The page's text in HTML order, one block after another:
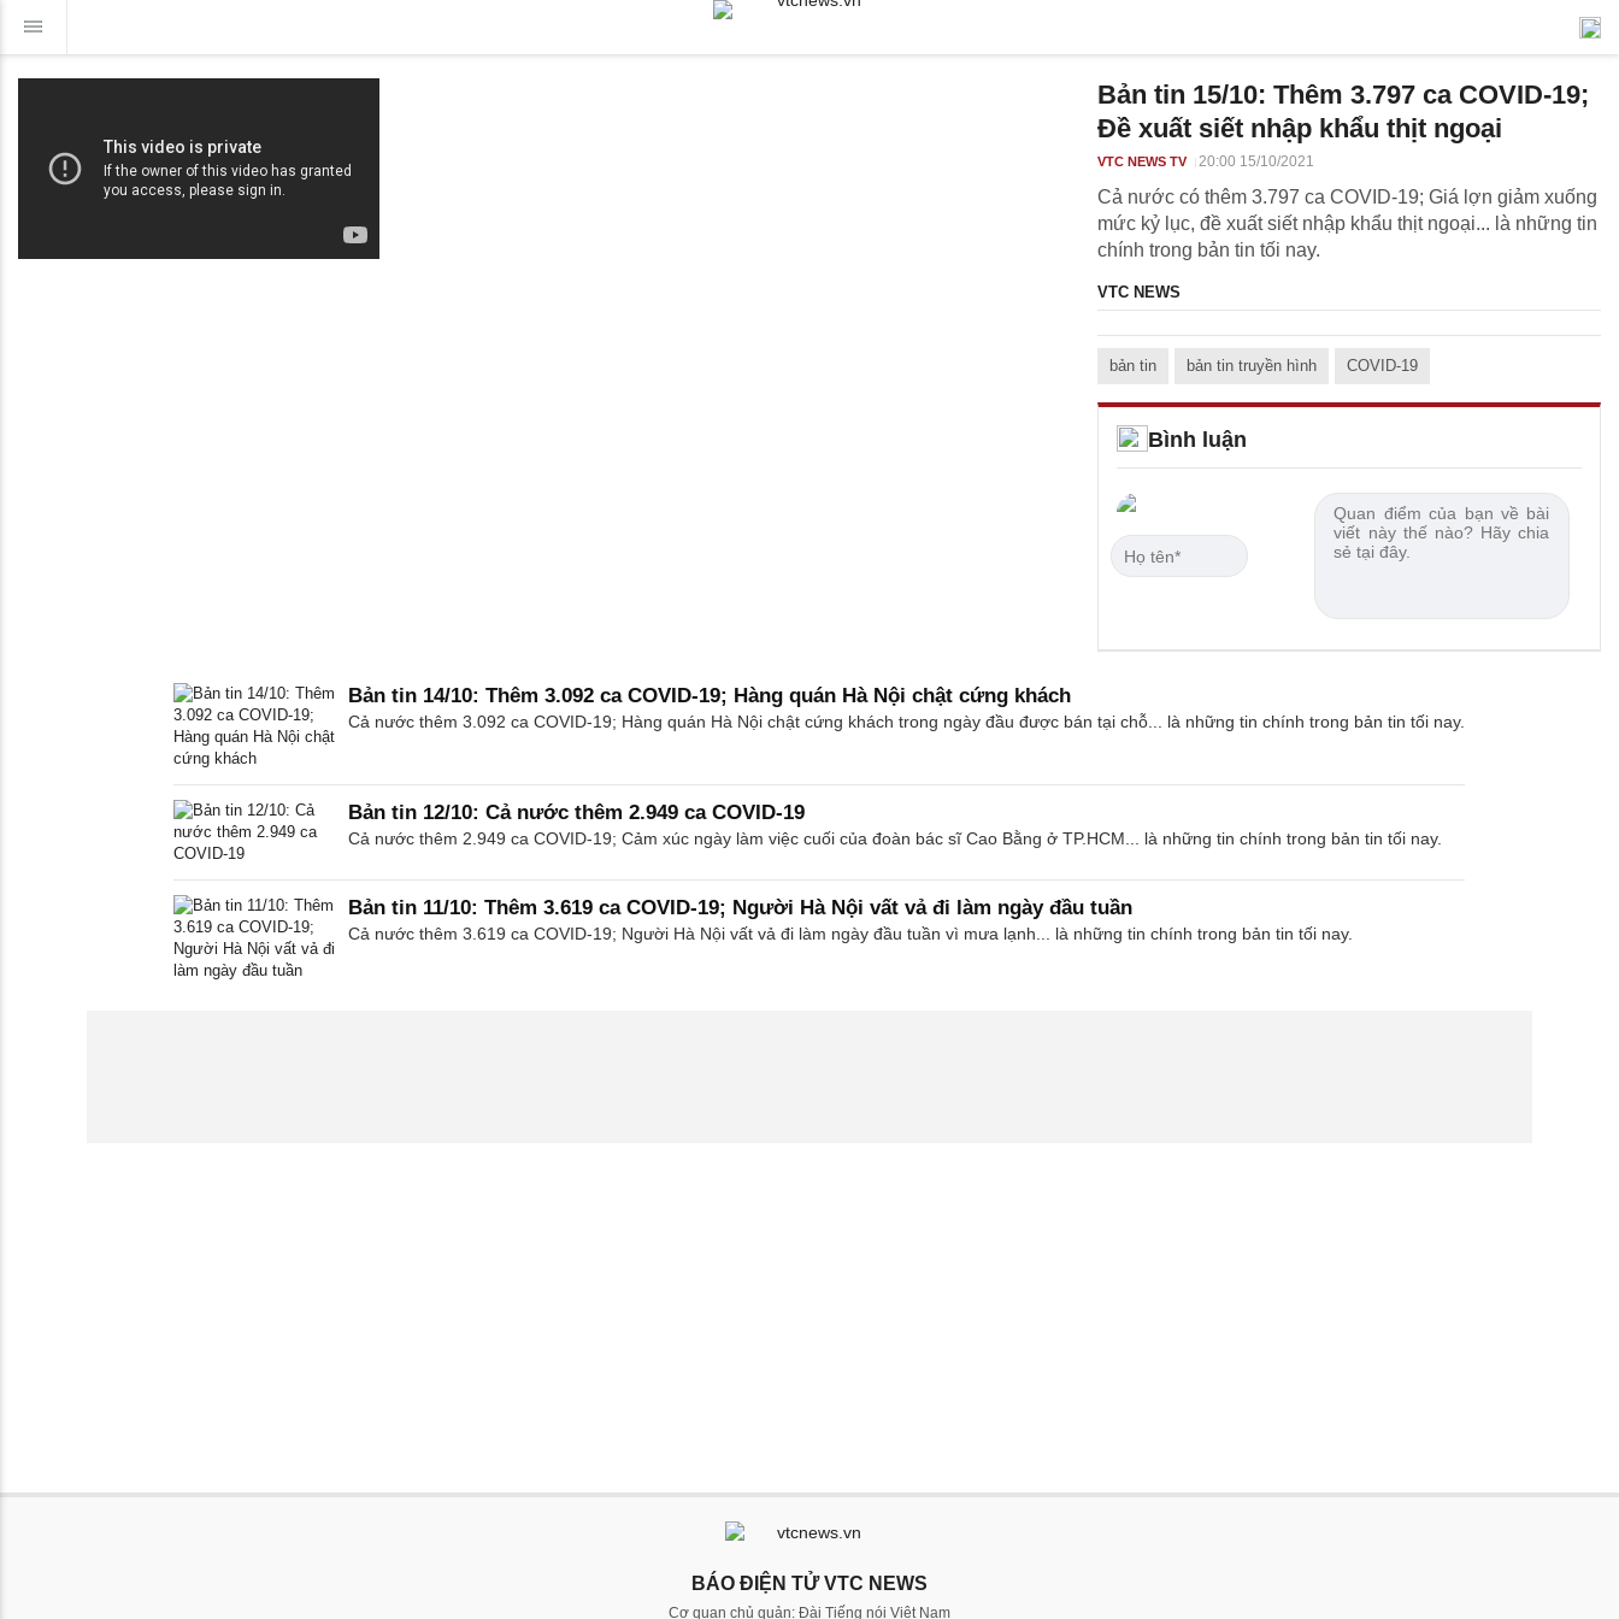
Bản tin 15/10: Thêm 3.797 ca COVID-19;
Đề xuất siết nhập khẩu thịt ngoại
VTC NEWS TV 20:00 15/10/2021
Cả nước có thêm 3.797 ca COVID-19; Giá lợn giảm xuống
mức kỷ lục, đề xuất siết nhập khẩu thịt ngoại... là những tin
chính trong bản tin tối nay.
VTC NEWS
bản tin bản tin truyền hình COVID-19
Bình luận
Bản tin 14/10: Thêm 3.092 ca COVID-19; Hàng quán Hà Nội chật cứng khách
Cả nước thêm 3.092 ca COVID-19; Hàng quán Hà Nội chật cứng khách trong ngày đầu được bán tại chỗ... là những tin chính trong bản tin tối nay.
Bản tin 12/10: Cả nước thêm 2.949 ca COVID-19
Cả nước thêm 2.949 ca COVID-19; Cảm xúc ngày làm việc cuối của đoàn bác sĩ Cao Bằng ở TP.HCM... là những tin chính trong bản tin tối nay.
Bản tin 11/10: Thêm 3.619 ca COVID-19; Người Hà Nội vất vả đi làm ngày đầu tuần
Cả nước thêm 3.619 ca COVID-19; Người Hà Nội vất vả đi làm ngày đầu tuần vì mưa lạnh... là những tin chính trong bản tin tối nay.
BÁO ĐIỆN TỬ VTC NEWS
Cơ quan chủ quản: Đài Tiếng nói Việt Nam